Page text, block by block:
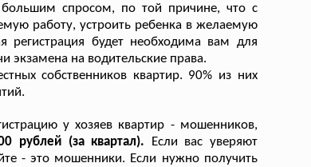
большим спросом, по той причине, что с
работу, устроить ребенка в желаемую
регистрация будет необходима вам для
экзамена на водительские права.
собственников квартир. 90% из них
у хозяев квартир - мошенников,
рублей (за квартал).
Если вас уверяют
- это мошенники. Если нужно получить